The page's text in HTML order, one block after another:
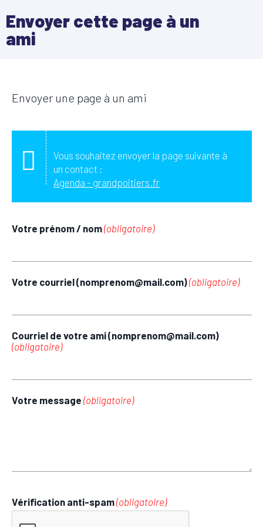
Envoyer cette page à un
ami
Envoyer une page à un ami
Vous souhaitez envoyer la page suivante à
un contact :
Agenda - grandpoitiers.fr
Votre prénom / nom(obligatoire)
Votre courriel (nomprenom@mail.com)(obligatoire)
Courriel de votre ami (nomprenom@mail.com)
(obligatoire)
Votre message (obligatoire)
Vérification anti-spam(obligatoire)